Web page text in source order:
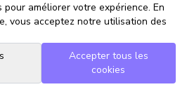
améliorer votre expérience. En
vous acceptez notre utilisation des
Accepter tous les
cookies